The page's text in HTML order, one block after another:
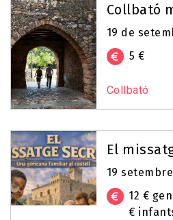
Collbató
19 de
5 €
Collbató
El
19 setembre
12 €
€